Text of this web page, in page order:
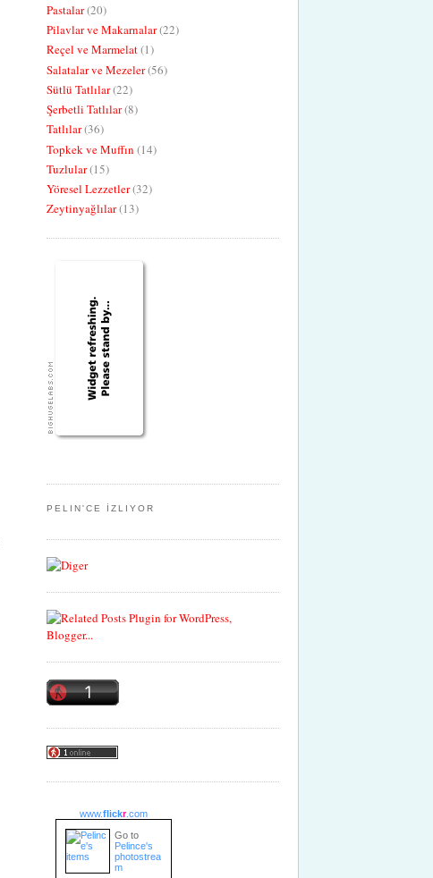
Pastalar(20)
Pilavlar ve Makarnalar(22)
Reçel ve Marmelat(1)
Salatalar ve Mezeler(56)
Sütlü Tatlılar(22)
Şerbetli Tatlılar(8)
Tatlılar(36)
Topkek ve Muffın (14)
Tuzlular(15)
Yöresel Lezzetler(32)
Zeytinyağlılar(13)
PELIN'CE İZLIYOR
www.flickr.com
Go to
Pelince's
photostrea
m